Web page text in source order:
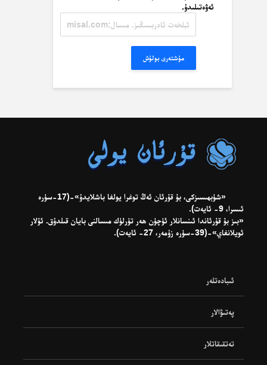
ئەۋەتىلىدۇ.
ئادرېسىڭىز.
مۇشتەرى بولۇش
«شۈبھىسىزكى، بۇ قۇرئان ئەڭ توغرا يولغا باشلايدۇ»-(17-سۈرە
ئىسرا، 9- ئايەت).
«بىز بۇ قۇرئاندا ئىنسانلار ئۈچۈن ھەر تۈرلۈك مىسالنى بايان قىلدۇق. ئۇلار
ئويلانغاي»-(39-سۈرە زۇمەر، 27- ئايەت).
ئىبادەتلەر
پەتىۋالار
تەتقىقاتلار